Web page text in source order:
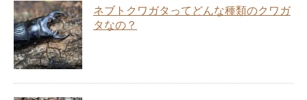
ネブトクワガタってどんな種類のクワガ
タなの？